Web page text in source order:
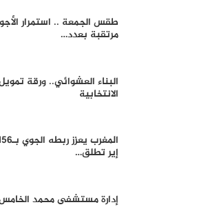
طقس الجمعة .. استمرار
مرتقبة بعدد…
البناء العشوائي.. ورقة
الانتخابية
إير تطلق…
إدارة مستشفى محمد